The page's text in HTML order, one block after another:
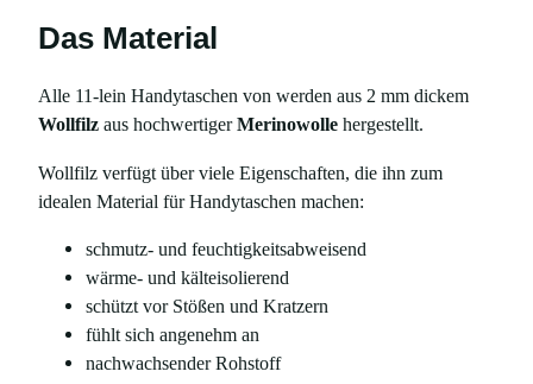
i
u
n
M
e
Das Material
Alle 11-lein Handytaschen von werden aus 2 mm dickem
Wollfilz aus hochwertigerMerinowolle hergestellt.
Wollfilz verfügt über viele Eigenschaften, die ihn zum
idealen Material für Handytaschen machen:
schmutz- und feuchtigkeitsabweisend
wärme- und kälteisolierend
schützt vor Stößen und Kratzern
fühlt sich angenehm an
nachwachsender Rohstoff